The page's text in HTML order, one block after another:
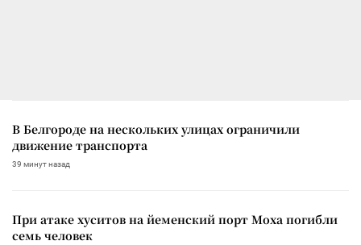
В Белгороде на нескольких улицах ограничили
движение транспорта
39 минут назад
При атаке хуситов на йеменский порт Моха погибли
семь человек